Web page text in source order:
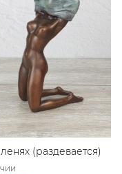
(раздевается)